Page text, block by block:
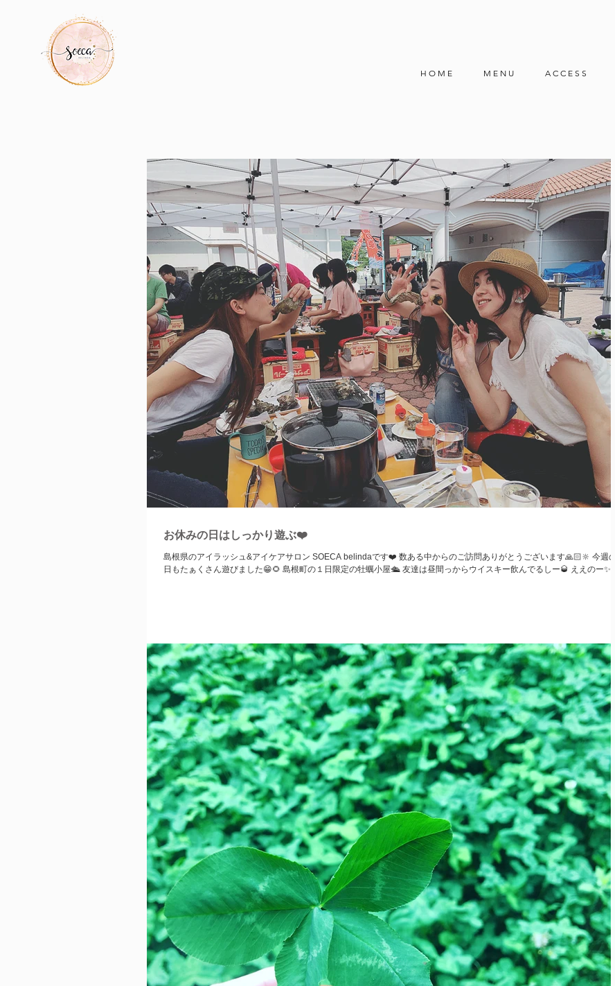
H O M E M E N U A C C E S S
お休みの日はしっかり遊ぶ❤️
島根県のアイラッシュ&アイケアサロン SOECA belindaです❤️ 数ある中からのご訪問ありがとうございます🙏🏻🔆 今週の
日もたぁくさん遊びました😁🌻 島根町の１日限定の牡蠣小屋🛳 友達は昼間っからウイスキー飲んでるしー🥃 ええのー✨...